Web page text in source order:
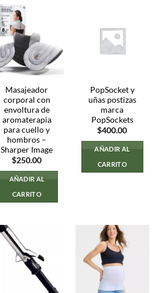
Masajeador
corporal con
envoltura de
aromaterapia
para cuello y
hombros –
Sharper Image
$250.00
AÑADIR AL
CARRITO
PopSocket y
uñas postizas
marca
PopSockets
$400.00
AÑADIR AL
CARRITO